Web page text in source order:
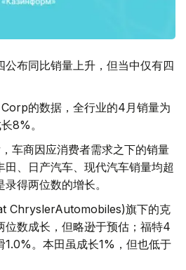
公布同比销量上升，但当中仅有四
的数据，全行业的4月销量为
8%。
车商因应消费者需求之下的销量
、日产汽车、现代汽车销量均超
得两位数的增长。
ChryslerAutomobiles)旗下的克
位数成长，但略逊于预估；福特4
1.0%。本田虽成长1%，但也低于